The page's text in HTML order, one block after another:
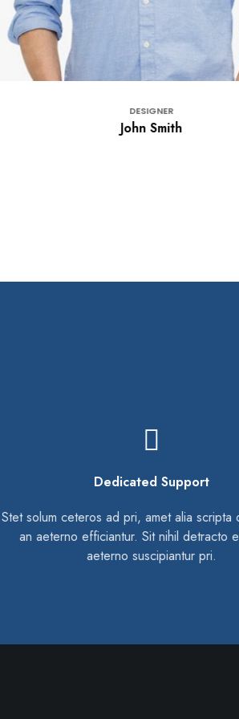
DESIGNER
John Smith
Header Manipulations
Stet solum ceteros ad pri, amet alia scripta
an aeterno efficiantur. Sit nihil detracto
aeterno suscipiantur pri.